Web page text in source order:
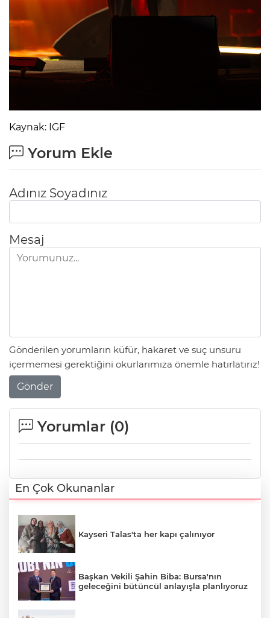
Kaynak: IGF
Yorum Ekle
Adınız Soyadınız
Mesaj
Gönderilen yorumların küfür, hakaret ve suç unsuru
içermemesi gerektiğini okurlarımıza önemle hatırlatırız!
Gönder
Yorumlar (0)
En Çok Okunanlar
Kayseri Talas'ta her kapı çalınıyor
Başkan Vekili Şahin Biba: Bursa'nın
geleceğini bütüncül anlayışla planlıyoruz